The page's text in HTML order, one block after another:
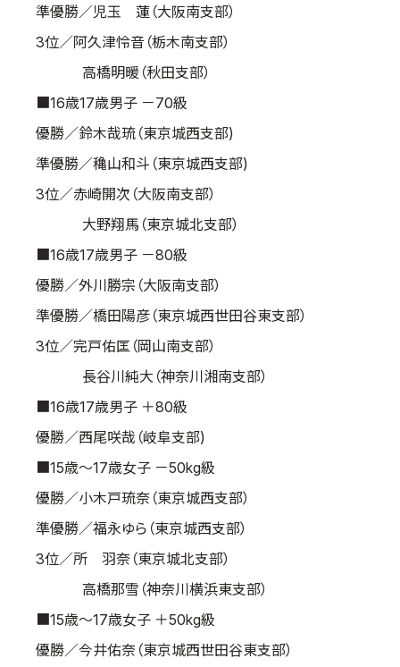
準優勝／児玉 蓮（大阪南支部）
3位／阿久津怜音（栃木南支部）
高橋明暖（秋田支部）
■16歳17歳男子 －70級
優勝／鈴木哉琉（東京城西支部)
準優勝／穐山和斗（東京城西支部)
3位／赤崎開次（大阪南支部）
大野翔馬（東京城北支部）
■16歳17歳男子 －80級
優勝／外川勝宗（大阪南支部）
準優勝／橋田陽彦（東京城西世田谷東支部）
3位／完戸佑匡（岡山南支部）
長谷川純大（神奈川湘南支部）
■16歳17歳男子 ＋80級
優勝／西尾咲哉（岐阜支部)
■15歳～17歳女子 －50kg級
優勝／小木戸琉奈（東京城西支部）
準優勝／福永ゆら（東京城西支部）
3位／所 羽奈（東京城北支部）
高橋那雪（神奈川横浜東支部）
■15歳～17歳女子 ＋50kg級
優勝／今井佑奈（東京城西世田谷東支部）